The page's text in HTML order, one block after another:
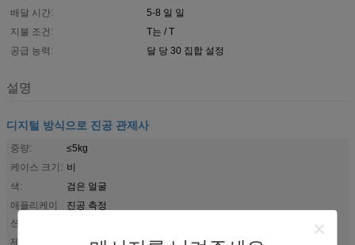
배달 시간:
5-8 일 일
지불 조건:
T는 / T
공급 능력:
달 당 30 집합 설정
설명
디지털 방식으로 진공 관제사
중량:
≤5kg
케이스 크기: 비
색:
검은 얼굴
애플리케이
션:
진공 측정
제어 수법:
포인트 제어 또는 영역 제어